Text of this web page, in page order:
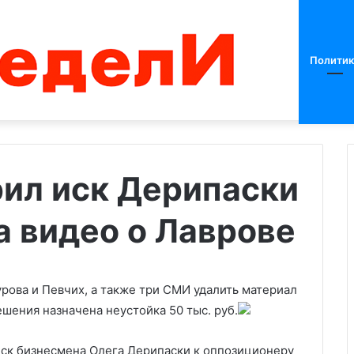
иск Дерипаски
видео о Лаврове
и Певчих, а также три СМИ удалить материал
назначена неустойка 50 тыс. руб.
бизнесмена Олега Дерипаски к оппозиционеру
удалось
на
млн.